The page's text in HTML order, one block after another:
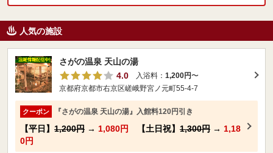
人気の施設
さがの温泉 天山の湯
4.0
入浴料： 1,200円〜
京都府京都市右京区嵯峨野宮ノ元町55-4-7
クーポン 『さがの温泉 天山の湯』入館料120円引き
【平日】 1,200円 → 1,080円 【土日祝】 1,300円 → 1,18
0円